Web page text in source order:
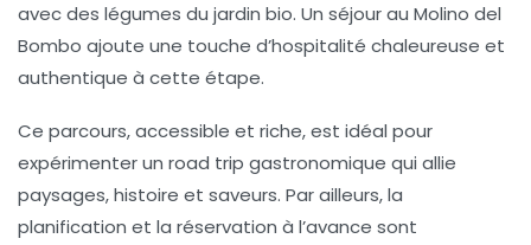
avec des légumes du jardin bio. Un séjour au Molino del
Bombo ajoute une touche d’hospitalité chaleureuse et
authentique à cette étape.
Ce parcours, accessible et riche, est idéal pour
expérimenter un road trip gastronomique qui allie
paysages, histoire et saveurs. Par ailleurs, la
planification et la réservation à l’avance sont